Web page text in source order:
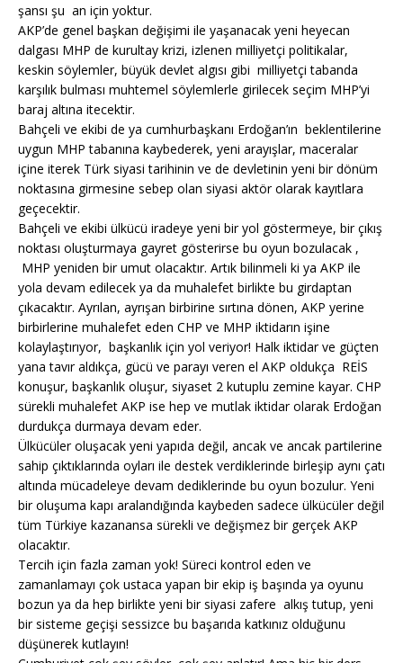
şansı şu an için yoktur.
AKP’de genel başkan değişimi ile yaşanacak yeni heyecan
dalgası MHP de kurultay krizi, izlenen milliyetçi politikalar,
keskin söylemler, büyük devlet algısı gibi milliyetçi tabanda
karşılık bulması muhtemel söylemlerle girilecek seçim MHP’yi
baraj altına itecektir.
Bahçeli ve ekibi de ya cumhurbaşkanı Erdoğan’ın beklentilerine
uygun MHP tabanına kaybederek, yeni arayışlar, maceralar
içine iterek Türk siyasi tarihinin ve de devletinin yeni bir dönüm
noktasına girmesine sebep olan siyasi aktör olarak kayıtlara
geçecektir.
Bahçeli ve ekibi ülkücü iradeye yeni bir yol göstermeye, bir çıkış
noktası oluşturmaya gayret gösterirse bu oyun bozulacak ,
MHP yeniden bir umut olacaktır. Artık bilinmeli ki ya AKP ile
yola devam edilecek ya da muhalefet birlikte bu girdaptan
çıkacaktır. Ayrılan, ayrışan birbirine sırtına dönen, AKP yerine
birbirlerine muhalefet eden CHP ve MHP iktidarın işine
kolaylaştırıyor, başkanlık için yol veriyor! Halk iktidar ve güçten
yana tavır aldıkça, gücü ve parayı veren el AKP oldukça REİS
konuşur, başkanlık oluşur, siyaset 2 kutuplu zemine kayar. CHP
sürekli muhalefet AKP ise hep ve mutlak iktidar olarak Erdoğan
durdukça durmaya devam eder.
Ülkücüler oluşacak yeni yapıda değil, ancak ve ancak partilerine
sahip çıktıklarında oyları ile destek verdiklerinde birleşip aynı çatı
altında mücadeleye devam dediklerinde bu oyun bozulur. Yeni
bir oluşuma kapı aralandığında kaybeden sadece ülkücüler değil
tüm Türkiye kazanansa sürekli ve değişmez bir gerçek AKP
olacaktır.
Tercih için fazla zaman yok! Süreci kontrol eden ve
zamanlamayı çok ustaca yapan bir ekip iş başında ya oyunu
bozun ya da hep birlikte yeni bir siyasi zafere alkış tutup, yeni
bir sisteme geçişi sessizce bu başarıda katkınız olduğunu
düşünerek kutlayın!